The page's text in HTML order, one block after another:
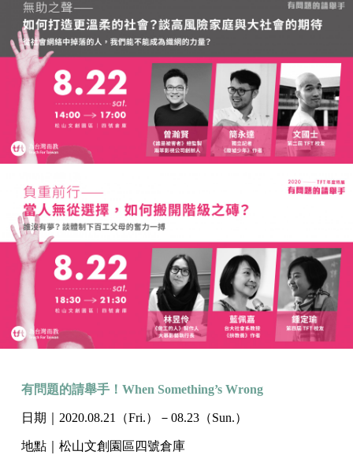
有問題的請舉手！When Something’s Wrong
日期｜2020.08.21（Fri.）－08.23（Sun.）
地點｜松山文創園區四號倉庫